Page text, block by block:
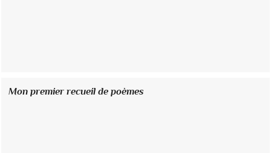
Mon premier recueil de poèmes